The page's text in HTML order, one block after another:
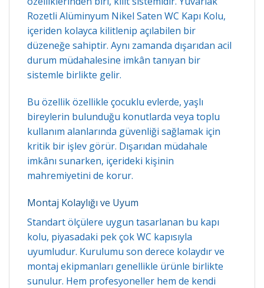
Rozetli Alüminyum Nikel Saten WC Kapı Kolu,
içeriden kolayca kilitlenip açılabilen bir
düzeneğe sahiptir. Aynı zamanda dışarıdan acil
durum müdahalesine imkân tanıyan bir
sistemle birlikte gelir.
Bu özellik özellikle çocuklu evlerde, yaşlı
bireylerin bulunduğu konutlarda veya toplu
kullanım alanlarında güvenliği sağlamak için
kritik bir işlev görür. Dışarıdan müdahale
imkânı sunarken, içerideki kişinin
mahremiyetini de korur.
Montaj Kolaylığı ve Uyum
Standart ölçülere uygun tasarlanan bu kapı
kolu, piyasadaki pek çok WC kapısıyla
uyumludur. Kurulumu son derece kolaydır ve
montaj ekipmanları genellikle ürünle birlikte
sunulur. Hem profesyoneller hem de kendi